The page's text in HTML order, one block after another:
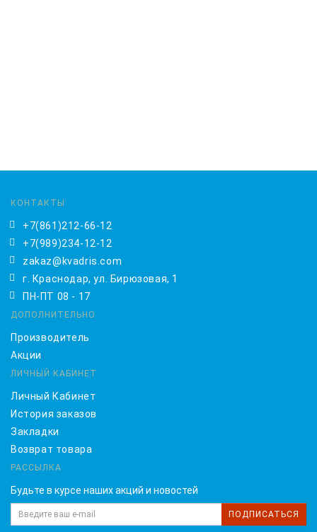
КОНТАКТЫ
+7(861)212-66-12
+7(989)234-12-12
zakaz@kvadris.com
г. Краснодар, ул. Бирюзовая, 1
ПН-ПТ 08 - 17
ДОПОЛНИТЕЛЬНО
Производитель
Акции
ЛИЧНЫЙ КАБИНЕТ
Личный Кабинет
История заказов
Закладки
Возврат товара
РАССЫЛКА
Будьте в курсе наших акций и новостей
ПОДПИСАТЬСЯ